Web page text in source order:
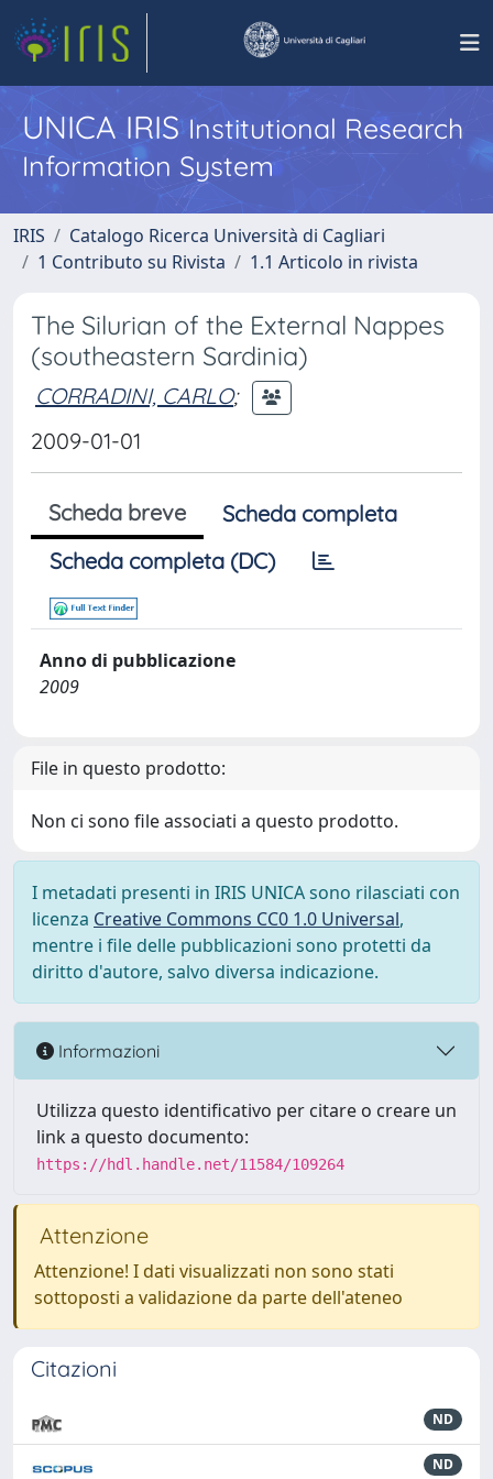
UNICA IRISInstitutional Research
Information System
IRIS
Catalogo Ricerca Università di Cagliari
1 Contributo su Rivista
1.1 Articolo in rivista
The Silurian of the External Nappes
(southeastern Sardinia)
CORRADINI, CARLO;
2009-01-01
Scheda breve
Scheda completa
Scheda completa (DC)
Anno di pubblicazione
2009
File in questo prodotto:
Non ci sono file associati a questo prodotto.
I metadati presenti in IRIS UNICA sono rilasciati con
licenza Creative Commons CC0 1.0 Universal,
mentre i file delle pubblicazioni sono protetti da
diritto d'autore, salvo diversa indicazione.
Informazioni
Utilizza questo identificativo per citare o creare un
link a questo documento:
https://hdl.handle.net/11584/109264
Attenzione
Attenzione! I dati visualizzati non sono stati
sottoposti a validazione da parte dell'ateneo
Citazioni
ND
ND